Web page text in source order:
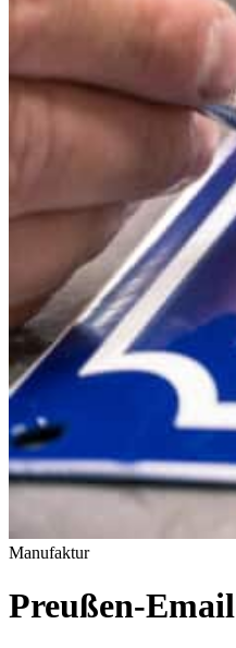
Manufaktur
Preußen-Email